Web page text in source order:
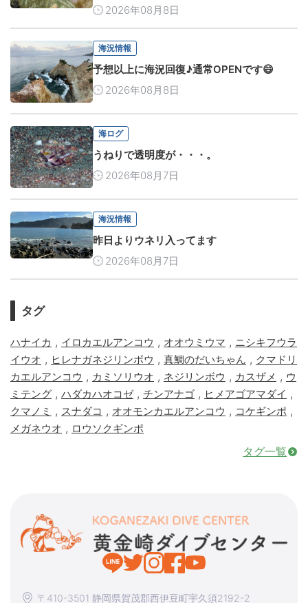
2026年08月8日
海況情報
予想以上に海況回復♪通常OPENです😄
2026年08月8日
海ログ
うねりで透明度が・・・。
2026年08月7日
海況情報
昨日よりウネリ入ってます
2026年08月7日
タグ
ハナイカ , イロカエルアンコウ , オオウミウマ , ニシキフウラ
イウオ , ヒレナガネジリンボウ , 真鯛のだいちゃん , クマドリ
カエルアンコウ , カミソリウオ , ネジリンボウ , カスザメ , ウ
ミテング , ハダカハオコゼ, チンアナゴ , ヒメアゴアマダイ ,
クマノミ , スナダコ , オオモンカエルアンコウ , コケギンポ ,
メガネウオ , ロウソクギンポ
タグ一覧
〒410-3501 静岡県賀茂郡西伊豆町宇久須2192-2